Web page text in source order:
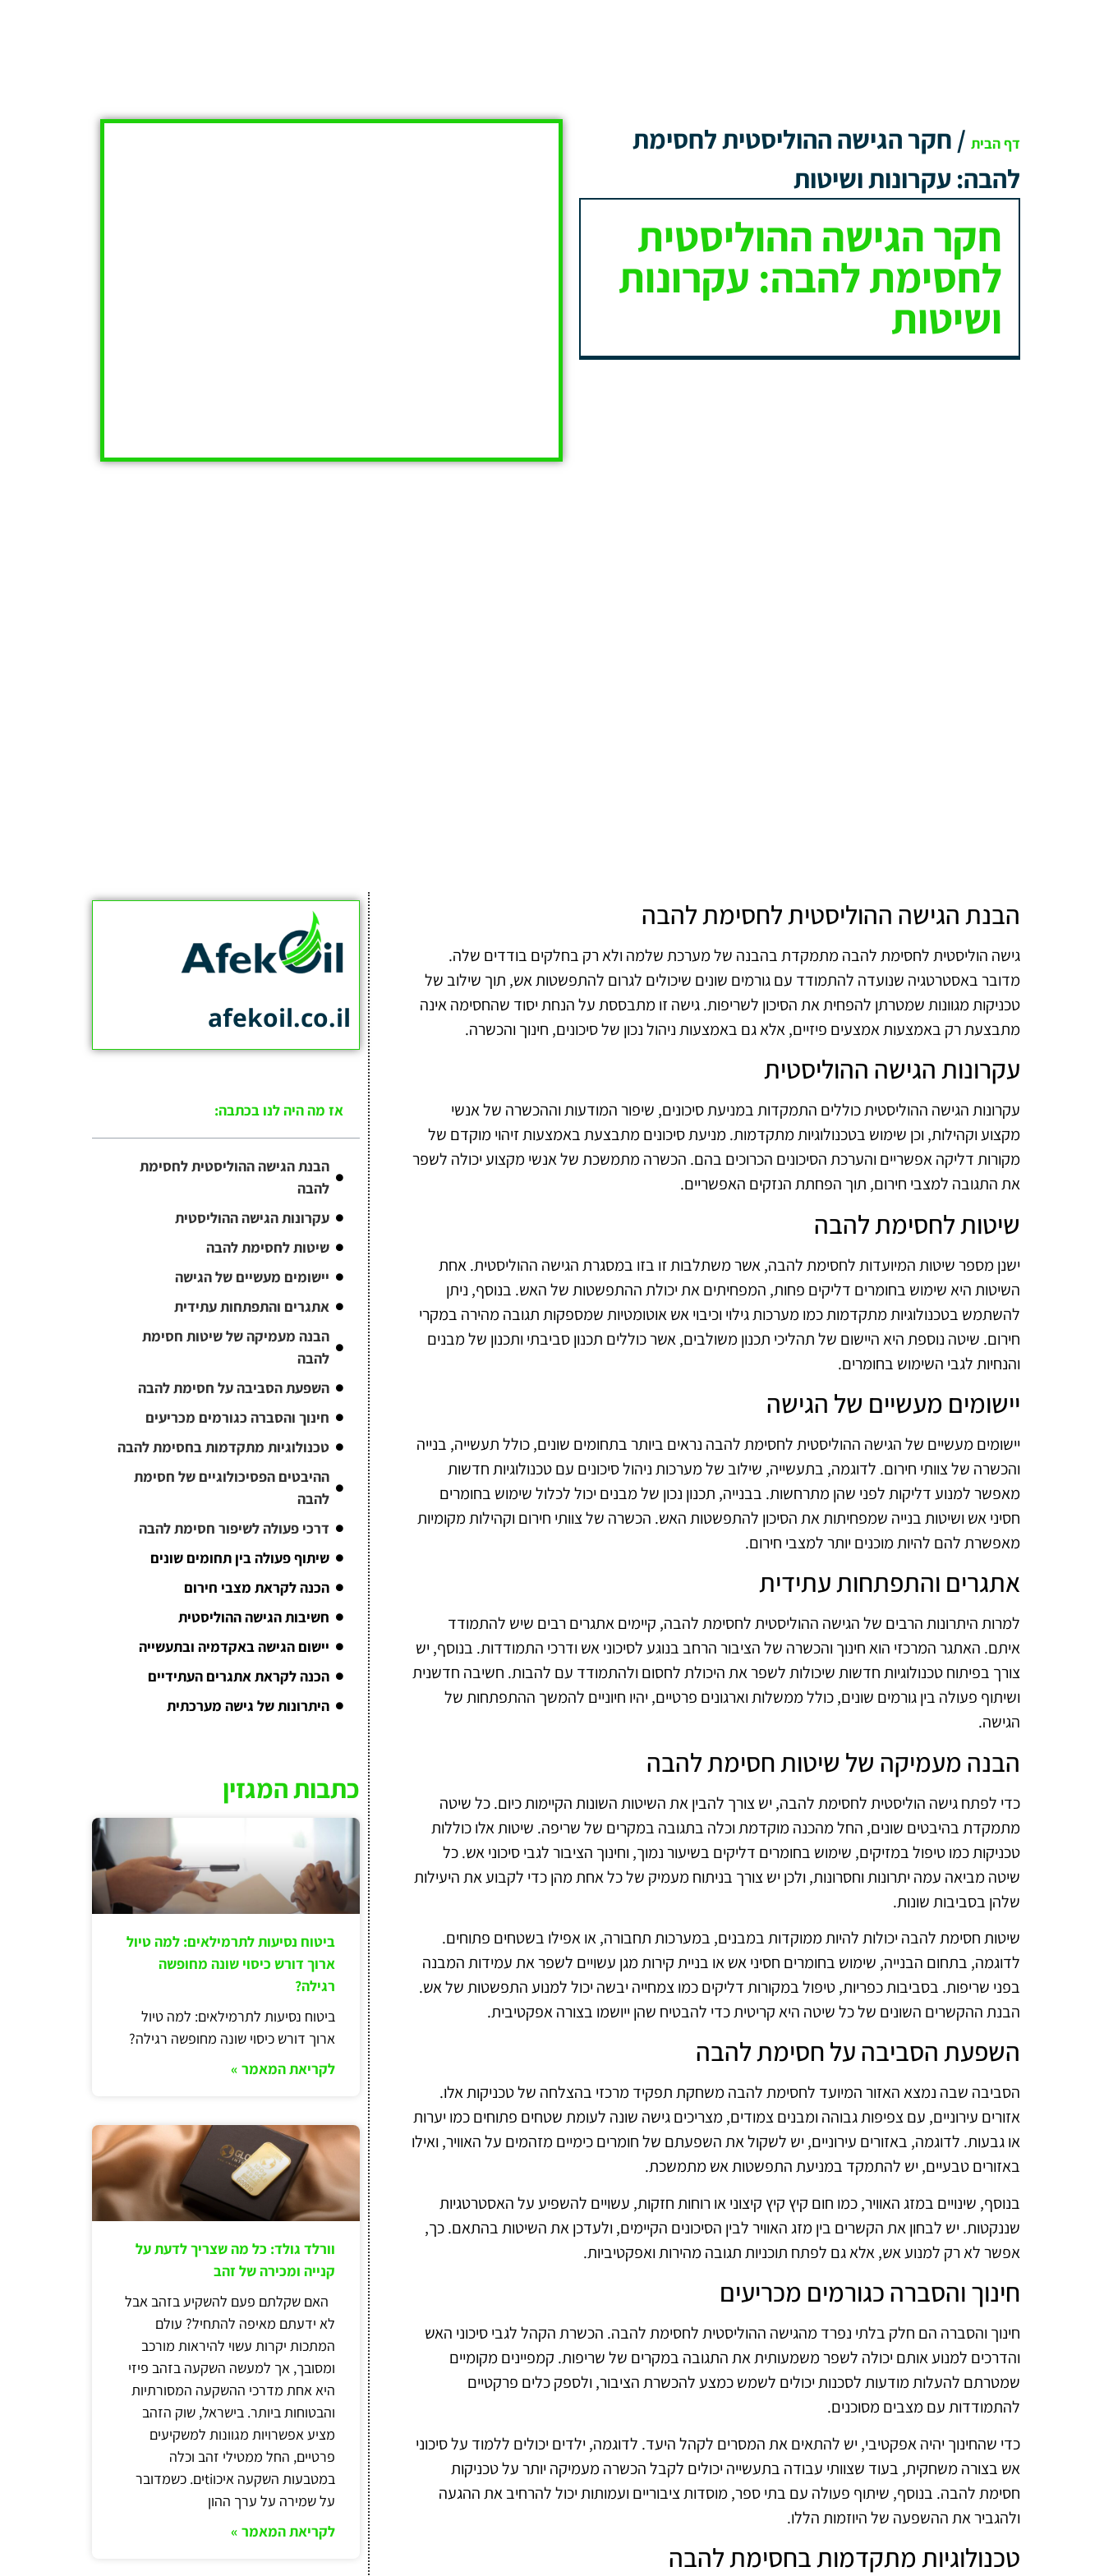
דף הבית /חקר הגישה ההוליסטית לחסימת
להבה: עקרונות ושיטות
חקר הגישה ההוליסטית
לחסימת להבה: עקרונות
ושיטות
הבנת הגישה ההוליסטית לחסימת להבה
גישה הוליסטית לחסימת להבה מתמקדת בהבנה של מערכת שלמה ולא רק בחלקים בודדים שלה.
מדובר באסטרטגיה שנועדה להתמודד עם גורמים שונים שיכולים לגרום להתפשטות אש, תוך שילוב של
טכניקות מגוונות שמטרתן להפחית את הסיכון לשריפות. גישה זו מתבססת על הנחת יסוד שהחסימה אינה
מתבצעת רק באמצעות אמצעים פיזיים, אלא גם באמצעות ניהול נכון של סיכונים, חינוך והכשרה.
עקרונות הגישה ההוליסטית
עקרונות הגישה ההוליסטית כוללים התמקדות במניעת סיכונים, שיפור המודעות וההכשרה של אנשי
מקצוע וקהילות, וכן שימוש בטכנולוגיות מתקדמות. מניעת סיכונים מתבצעת באמצעות זיהוי מוקדם של
מקורות דליקה אפשריים והערכת הסיכונים הכרוכים בהם. הכשרה מתמשכת של אנשי מקצוע יכולה לשפר
את התגובה למצבי חירום, תוך הפחתת הנזקים האפשריים.
שיטות לחסימת להבה
ישנן מספר שיטות המיועדות לחסימת להבה, אשר משתלבות זו בזו במסגרת הגישה ההוליסטית. אחת
השיטות היא שימוש בחומרים דליקים פחות, המפחיתים את יכולת ההתפשטות של האש. בנוסף, ניתן
להשתמש בטכנולוגיות מתקדמות כמו מערכות גילוי וכיבוי אש אוטומטיות שמספקות תגובה מהירה במקרי
חירום. שיטה נוספת היא היישום של תהליכי תכנון משולבים, אשר כוללים תכנון סביבתי ותכנון של מבנים
והנחיות לגבי השימוש בחומרים.
יישומים מעשיים של הגישה
יישומים מעשיים של הגישה ההוליסטית לחסימת להבה נראים ביותר בתחומים שונים, כולל תעשייה, בנייה
והכשרה של צוותי חירום. לדוגמה, בתעשייה, שילוב של מערכות ניהול סיכונים עם טכנולוגיות חדשות
מאפשר למנוע דליקות לפני שהן מתרחשות. בבנייה, תכנון נכון של מבנים יכול לכלול שימוש בחומרים
חסיני אש ושיטות בנייה שמפחיתות את הסיכון להתפשטות האש. הכשרה של צוותי חירום וקהילות מקומיות
מאפשרת להם להיות מוכנים יותר למצבי חירום.
אתגרים והתפתחות עתידית
למרות היתרונות הרבים של הגישה ההוליסטית לחסימת להבה, קיימים אתגרים רבים שיש להתמודד
איתם. האתגר המרכזי הוא חינוך והכשרה של הציבור הרחב בנוגע לסיכוני אש ודרכי התמודדות. בנוסף, יש
צורך בפיתוח טכנולוגיות חדשות שיכולות לשפר את היכולת לחסום ולהתמודד עם להבות. חשיבה חדשנית
ושיתוף פעולה בין גורמים שונים, כולל ממשלות וארגונים פרטיים, יהיו חיוניים להמשך ההתפתחות של
הגישה.
הבנה מעמיקה של שיטות חסימת להבה
כדי לפתח גישה הוליסטית לחסימת להבה, יש צורך להבין את השיטות השונות הקיימות כיום. כל שיטה
מתמקדת בהיבטים שונים, החל מהכנה מוקדמת וכלה בתגובה במקרים של שריפה. שיטות אלו כוללות
טכניקות כמו טיפול במזיקים, שימוש בחומרים דליקים בשיעור נמוך, וחינוך הציבור לגבי סיכוני אש. כל
שיטה מביאה עמה יתרונות וחסרונות, ולכן יש צורך בניתוח מעמיק של כל אחת מהן כדי לקבוע את היעילות
שלהן בסביבות שונות.
שיטות חסימת להבה יכולות להיות ממוקדות במבנים, במערכות תחבורה, או אפילו בשטחים פתוחים.
לדוגמה, בתחום הבנייה, שימוש בחומרים חסיני אש או בניית קירות מגן עשויים לשפר את עמידות המבנה
בפני שריפות. בסביבות כפריות, טיפול במקורות דליקים כמו צמחייה יבשה יכול למנוע התפשטות של אש.
הבנת ההקשרים השונים של כל שיטה היא קריטית כדי להבטיח שהן ייושמו בצורה אפקטיבית.
השפעת הסביבה על חסימת להבה
הסביבה שבה נמצא האזור המיועד לחסימת להבה משחקת תפקיד מרכזי בהצלחה של טכניקות אלו.
אזורים עירוניים, עם צפיפות גבוהה ומבנים צמודים, מצריכים גישה שונה לעומת שטחים פתוחים כמו יערות
או גבעות. לדוגמה, באזורים עירוניים, יש לשקול את השפעתם של חומרים כימיים מזהמים על האוויר, ואילו
באזורים טבעיים, יש להתמקד במניעת התפשטות אש מתמשכת.
בנוסף, שינויים במזג האוויר, כמו חום קיץ קיץ קיצוני או רוחות חזקות, עשויים להשפיע על האסטרטגיות
שננקטות. יש לבחון את הקשרים בין מזג האוויר לבין הסיכונים הקיימים, ולעדכן את השיטות בהתאם. כך,
אפשר לא רק למנוע אש, אלא גם לפתח תוכניות תגובה מהירות ואפקטיביות.
חינוך והסברה כגורמים מכריעים
חינוך והסברה הם חלק בלתי נפרד מהגישה ההוליסטית לחסימת להבה. הכשרת הקהל לגבי סיכוני האש
והדרכים למנוע אותם יכולה לשפר משמעותית את התגובה במקרים של שריפות. קמפיינים מקומיים
שמטרתם להעלות מודעות לסכנות יכולים לשמש כמצע להכשרת הציבור, ולספק כלים פרקטיים
להתמודדות עם מצבים מסוכנים.
כדי שהחינוך יהיה אפקטיבי, יש להתאים את המסרים לקהל היעד. לדוגמה, ילדים יכולים ללמוד על סיכוני
אש בצורה משחקית, בעוד שצוותי עבודה בתעשייה יכולים לקבל הכשרה מעמיקה יותר על טכניקות
חסימת להבה. בנוסף, שיתוף פעולה עם בתי ספר, מוסדות ציבוריים ועמותות יכול להרחיב את ההגעה
ולהגביר את ההשפעה של היוזמות הללו.
טכנולוגיות מתקדמות בחסימת להבה
afekoil.co.il
אז מה היה לנו בכתבה:
הבנת הגישה ההוליסטית לחסימת
להבה
עקרונות הגישה ההוליסטית
שיטות לחסימת להבה
יישומים מעשיים של הגישה
אתגרים והתפתחות עתידית
הבנה מעמיקה של שיטות חסימת
להבה
השפעת הסביבה על חסימת להבה
חינוך והסברה כגורמים מכריעים
טכנולוגיות מתקדמות בחסימת להבה
ההיבטים הפסיכולוגיים של חסימת
להבה
דרכי פעולה לשיפור חסימת להבה
שיתוף פעולה בין תחומים שונים
הכנה לקראת מצבי חירום
חשיבות הגישה ההוליסטית
יישום הגישה באקדמיה ובתעשייה
הכנה לקראת אתגרים העתידיים
היתרונות של גישה מערכתית
כתבות המגזין
ביטוח נסיעות לתרמילאים: למה טיול
ארוך דורש כיסוי שונה מחופשה
רגילה?
ביטוח נסיעות לתרמילאים: למה טיול
ארוך דורש כיסוי שונה מחופשה רגילה?
לקריאת המאמר »
וורלד גולד: כל מה שצריך לדעת על
קנייה ומכירה של זהב
האם שקלתם פעם להשקיע בזהב אבל
לא ידעתם מאיפה להתחיל? עולם
המתכות יקרות עשוי להיראות מורכב
ומסובך, אך למעשה השקעה בזהב פיזי
היא אחת מדרכי ההשקעה המסורתיות
והבטוחות ביותר. בישראל, שוק הזהב
מציע אפשרויות מגוונות למשקיעים
פרטיים, החל ממטילי זהב וכלה
במטבעות השקעה איכוtiים. כשמדובר
על שמירה על ערך ההון
לקריאת המאמר »